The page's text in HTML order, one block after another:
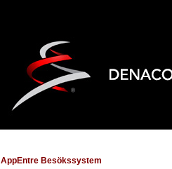
AppEntre Besökssystem